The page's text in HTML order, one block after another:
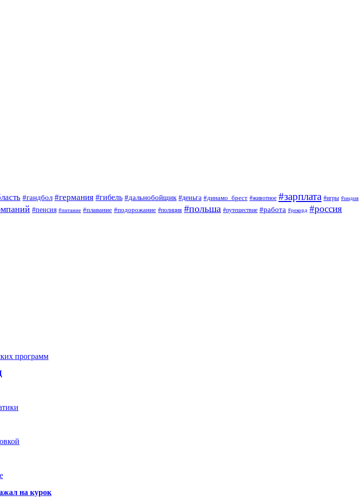
#гандбол #германия #гибель #дальнобойщик #деньга #динамо_брест #животное #зарплата #игры #индия
#пенсия #питание #плавание #подорожание #полиция #польша #путешествие #работа #рекорд #россия
программ
на курок